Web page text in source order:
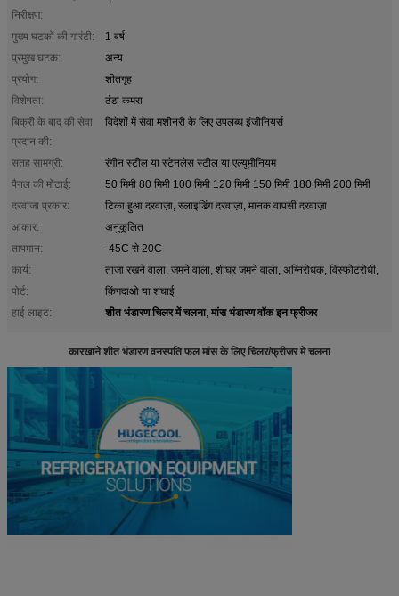
निरीक्षण:
मुख्य घटकों की गारंटी:
1 वर्ष
प्रमुख घटक:
अन्य
प्रयोग:
शीतगृह
विशेषता:
ठंडा कमरा
बिक्री के बाद की सेवा
प्रदान की:
विदेशों में सेवा मशीनरी के लिए उपलब्ध इंजीनियर्स
सतह सामग्री:
रंगीन स्टील या स्टेनलेस स्टील या एल्यूमीनियम
पैनल की मोटाई:
50 मिमी 80 मिमी 100 मिमी 120 मिमी 150 मिमी 180 मिमी 200 मिमी
दरवाजा प्रकार:
टिका हुआ दरवाज़ा, स्लाइडिंग दरवाज़ा, मानक वापसी दरवाज़ा
आकार:
अनुकूलित
तापमान:
-45C से 20C
कार्य:
ताजा रखने वाला, जमने वाला, शीघ्र जमने वाला, अग्निरोधक, विस्फोटरोधी,
पोर्ट:
क़िंगदाओ या शंघाई
हाई लाइट:
शीत भंडारण चिलर में चलना, मांस भंडारण वॉक इन फ्रीजर
कारखाने शीत भंडारण वनस्पति फल मांस के लिए चिलर/फ्रीजर में चलना